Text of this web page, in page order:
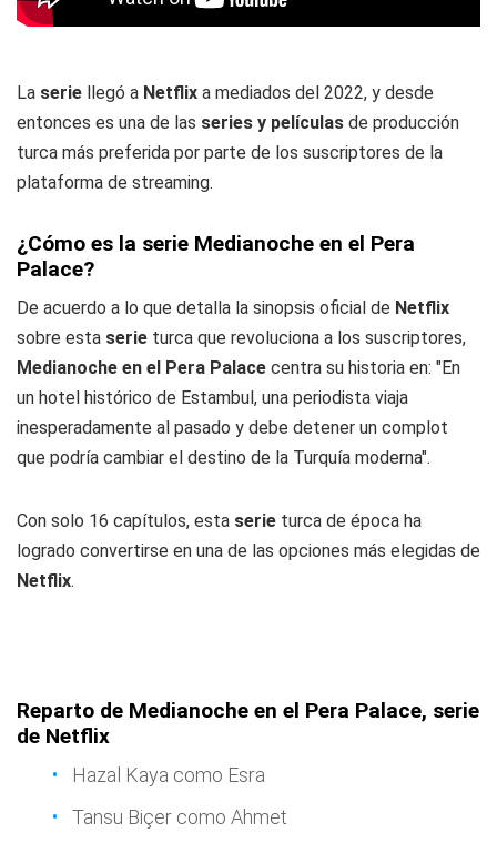
La serie llegó a Netflix a mediados del 2022, y desde
entonces es una de las series y películas de producción
turca más preferida por parte de los suscriptores de la
plataforma de streaming.
¿Cómo es la serie Medianoche en el Pera
Palace?
De acuerdo a lo que detalla la sinopsis oficial de Netflix
sobre esta serie turca que revoluciona a los suscriptores,
Medianoche en el Pera Palace centra su historia en: "En
un hotel histórico de Estambul, una periodista viaja
inesperadamente al pasado y debe detener un complot
que podría cambiar el destino de la Turquía moderna".
Con solo 16 capítulos, esta serie turca de época ha
logrado convertirse en una de las opciones más elegidas de
Netflix.
Reparto de Medianoche en el Pera Palace, serie
de Netflix
Hazal Kaya como Esra
Tansu Biçer como Ahmet